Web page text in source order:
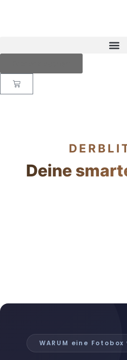
Deine
WARUM eine